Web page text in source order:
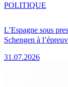
L’Espagne sous
Schengen à
31.07.2026
POLITIQUE